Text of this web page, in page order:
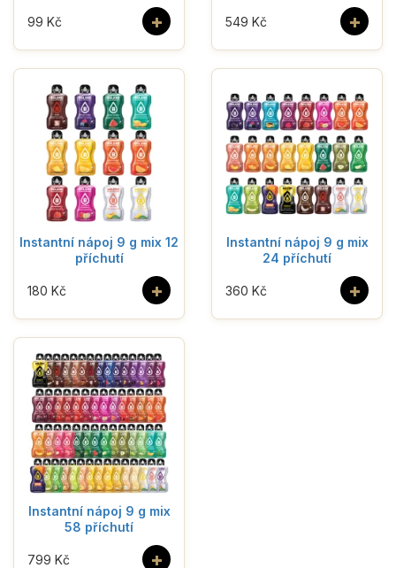
+
99 Kč +
549 Kč
Instantní nápoj 9 g mix 12
příchutí
+
180 Kč
Instantní nápoj 9 g mix
24 příchutí
+
360 Kč
Instantní nápoj 9 g mix
58 příchutí
+
799 Kč